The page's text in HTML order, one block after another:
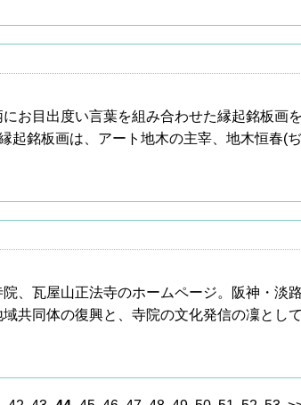
お目出度い言葉を組み合わせた縁起銘板画
起銘板画は、アート地木の主宰、地木恒春(
、瓦屋山正法寺のホームページ。阪神・淡
共同体の復興と、寺院の文化発信の凜とし